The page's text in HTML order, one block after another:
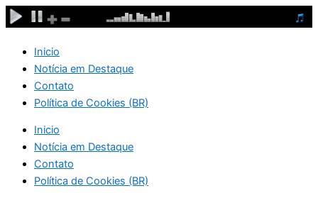
Ir
para
conteúdo
Inicio
Notícia em Destaque
Contato
Política de Cookies (BR)
Inicio
Notícia em Destaque
Contato
Política de Cookies (BR)